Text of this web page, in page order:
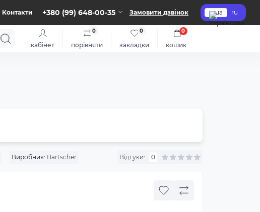
Контакти +380 (99) 648-00-35 Замовити дзвінок ua ru
кабінет порівняти
0
закладки
0
кошик
0
Виробник: Bartscher Відгуки: 0